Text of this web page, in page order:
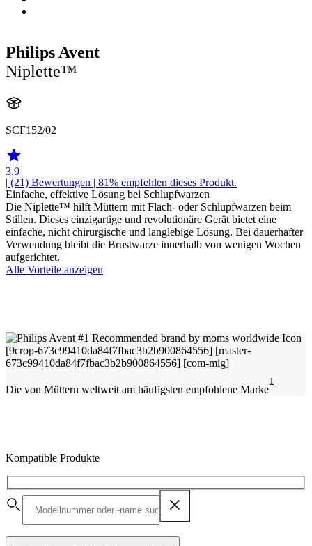
Philips Avent
Niplette™
SCF152/02
3.9
| (21) Bewertungen | 81% empfehlen dieses Produkt.
Einfache, effektive Lösung bei Schlupfwarzen
Die Niplette™ hilft Müttern mit Flach- oder Schlupfwarzen beim
Stillen. Dieses einzigartige und revolutionäre Gerät bietet eine
einfache, nicht chirurgische und langlebige Lösung. Bei dauerhafter
Verwendung bleibt die Brustwarze innerhalb von wenigen Wochen
aufgerichtet.
Alle Vorteile anzeigen
Die von Müttern weltweit am häufigsten empfohlene Marke
1
Kompatible Produkte